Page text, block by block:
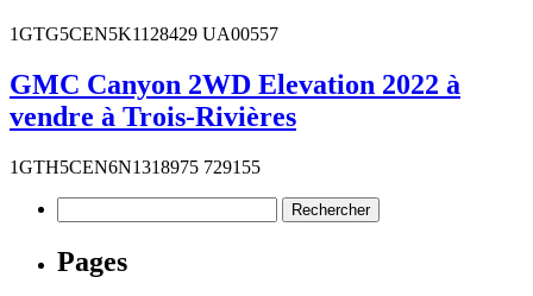
1GTG5CEN5K1128429 UA00557
GMC Canyon 2WD Elevation 2022 à
vendre à Trois-Rivières
1GTH5CEN6N1318975 729155
Pages